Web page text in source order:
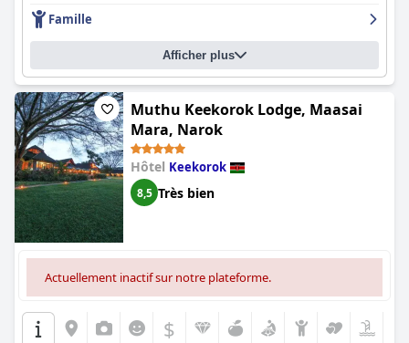
Famille
Afficher plus
Muthu Keekorok Lodge, Maasai
Mara, Narok
Hôtel Keekorok
8,5 Très bien
Actuellement inactif sur notre plateforme.
$